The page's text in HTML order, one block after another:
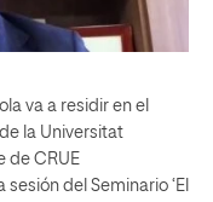
va a residir en el
de la Universitat
de CRUE
del Seminario ‘El